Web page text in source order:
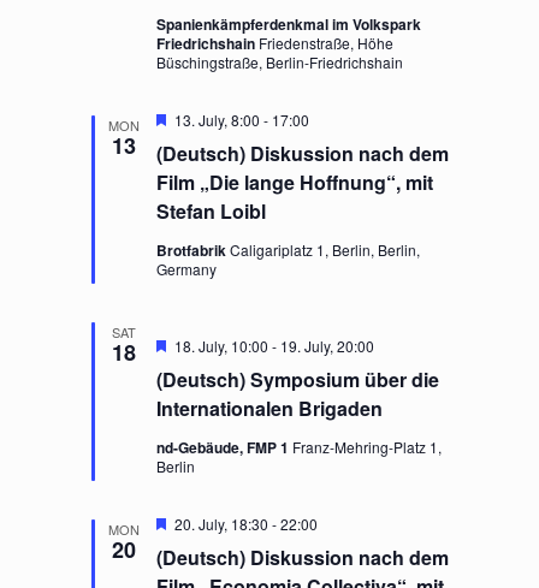
Spanienkämpferdenkmal im Volkspark
Friedrichshain Friedenstraße, Höhe
Büschingstraße, Berlin-Friedrichshain
MON
13
(Deutsch) Diskussion nach dem
Film „Die lange Hoffnung“, mit
Stefan Loibl
F
a
t
u
r
d
13. July, 8:00 - 17:00
BrotfabrikCaligariplatz 1, Berlin, Berlin,
Germany
SAT
18
(Deutsch) Symposium über die
Internationalen Brigaden
F
a
t
u
r
e
d
18. July, 10:00 - 19. July, 20:00
nd-Gebäude, FMP 1 Franz-Mehring-Platz 1,
Berlin
MON
20
(Deutsch) Diskussion nach dem
F
a
t
20. July, 18:30 -22:00